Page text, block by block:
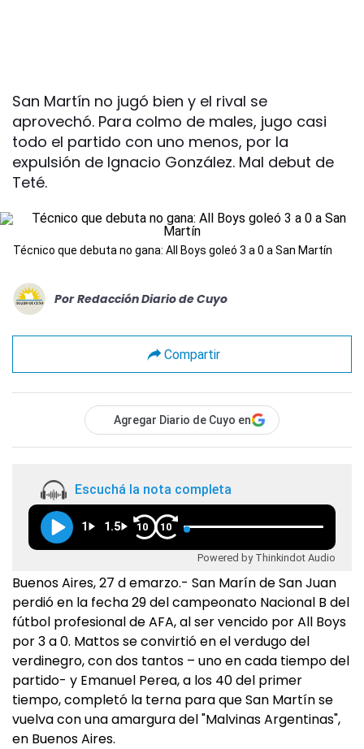
San Martín no jugó bien y el rival se
aprovechó. Para colmo de males, jugo casi
todo el partido con uno menos, por la
expulsión de Ignacio González. Mal debut de
Teté.
Técnico que debuta no gana: All Boys goleó 3 a 0 a San Martín
Por Redacción Diario de Cuyo
Compartir
Agregar Diario de Cuyo en
Escuchá la nota completa
1 1.5 10 10
Powered by Thinkindot Audio
Buenos Aires, 27 d emarzo.- San Marín de San Juan
perdió en la fecha 29 del campeonato Nacional B del
fútbol profesional de AFA, al ser vencido por All Boys
por 3 a 0. Mattos se convirtió en el verdugo del
verdinegro, con dos tantos – uno en cada tiempo del
partido- y Emanuel Perea, a los 40 del primer
tiempo, completó la terna para que San Martín se
vuelva con una amargura del "Malvinas Argentinas",
en Buenos Aires.